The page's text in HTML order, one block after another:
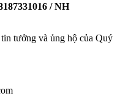
/ NH
tưởng và ủng hộ của Quý